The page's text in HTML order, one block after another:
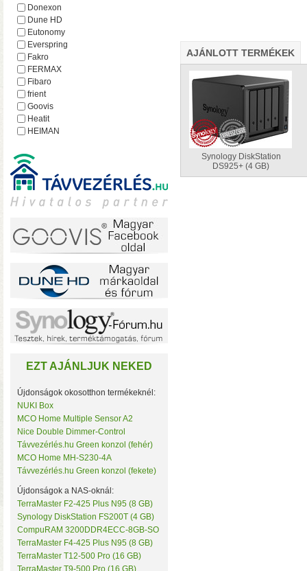
AJÁNLOTT TERMÉKEK
Synology DiskStation
DS925+ (4 GB)
Donexon
Dune HD
Eutonomy
Everspring
Fakro
FERMAX
Fibaro
frient
Goovis
Heatit
HEIMAN
iEAST
Imperial
Incipio
Lejátszó.hu
Lince
Mean Well
MOHAnet
Nabu Casa
NEO
NEON
Nice
Noname
NorStone
NorthQ
Omega Optical
OWC
Philio Technology
Poly Control
Popp
Qubino
Remotec
Seagate
Sensative
Shelly
Silicon Labs
Silicon Power
Skydigital
SmartWise
Sonnet
EZT AJÁNLJUK NEKED
Újdonságok okosotthon termékeknél:
NUKI Box
MCO Home Multiple Sensor A2
Nice Double Dimmer-Control
Távvezérlés.hu Green konzol (fehér)
MCO Home MH-S230-4A
Távvezérlés.hu Green konzol (fekete)
Újdonságok a NAS-oknál:
TerraMaster F2-425 Plus N95 (8 GB)
Synology DiskStation FS200T (4 GB)
CompuRAM 3200DDR4ECC-8GB-SO
TerraMaster F4-425 Plus N95 (8 GB)
TerraMaster T12-500 Pro (16 GB)
TerraMaster T9-500 Pro (16 GB)